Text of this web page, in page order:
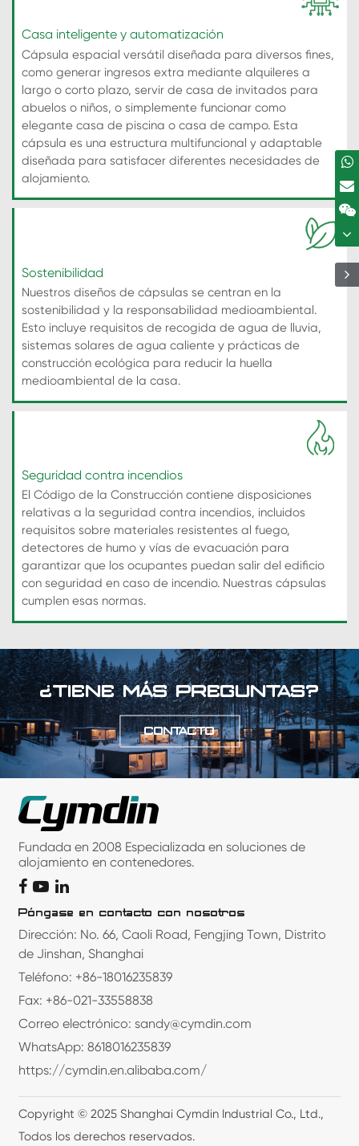
Casa inteligente y automatización
Cápsula espacial versátil diseñada para diversos fines,
como generar ingresos extra mediante alquileres a
largo o corto plazo, servir de casa de invitados para
abuelos o niños, o simplemente funcionar como
elegante casa de piscina o casa de campo. Esta
cápsula es una estructura multifuncional y adaptable
diseñada para satisfacer diferentes necesidades de
alojamiento.
Sostenibilidad
Nuestros diseños de cápsulas se centran en la
sostenibilidad y la responsabilidad medioambiental.
Esto incluye requisitos de recogida de agua de lluvia,
sistemas solares de agua caliente y prácticas de
construcción ecológica para reducir la huella
medioambiental de la casa.
Seguridad contra incendios
El Código de la Construcción contiene disposiciones
relativas a la seguridad contra incendios, incluidos
requisitos sobre materiales resistentes al fuego,
detectores de humo y vías de evacuación para
garantizar que los ocupantes puedan salir del edificio
con seguridad en caso de incendio. Nuestras cápsulas
cumplen esas normas.
¿TIENE MÁS PREGUNTAS?
CONTACTO
Fundada en 2008 Especializada en soluciones de
alojamiento en contenedores.
Póngase en contacto con nosotros
Dirección: No. 66, Caoli Road, Fengjing Town, Distrito
de Jinshan, Shanghai
Teléfono: +86-18016235839
Fax: +86-021-33558838
Correo electrónico: sandy@cymdin.com
WhatsApp: 8618016235839
https://cymdin.en.alibaba.com/
Copyright © 2025 Shanghai Cymdin Industrial Co., Ltd.,
Todos los derechos reservados.